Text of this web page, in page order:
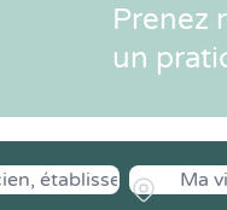
Prenez
un